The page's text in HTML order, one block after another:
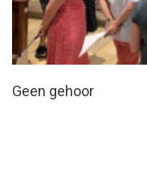
Geen gehoor